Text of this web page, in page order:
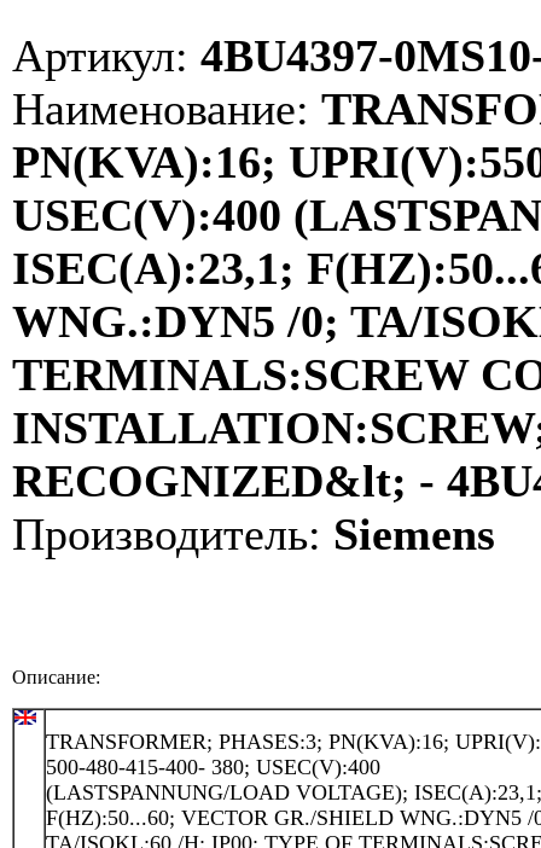
Артикул: 4BU4397-
Наименование:
PN(KVA):16;
USEC(V):400
ISEC(A):23,1;
WNG.:DYN5 /0; TA/
TERMINALS:SCREW
RECOGNIZED&lt; -
Производитель: Siemens
Описание:
TRANSFORMER; PHASES:3; PN(KVA):16;
500-480-415-400- 380; USEC(V):400
(LASTSPANNUNG/LOAD VOLTAGE); ISEC(A):23,1;
F(HZ):50...60; VECTOR GR./SHIELD WNG.:DYN5 /
TA/ISOKL:60 /H; IP00; TYPE OF